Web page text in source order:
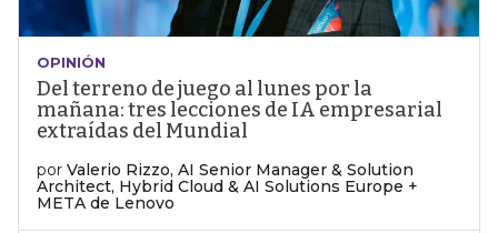
OPINIÓN
Del terreno de juego al lunes por la
mañana: tres lecciones de IA empresarial
extraídas del Mundial
por Valerio Rizzo, AI Senior Manager & Solution
Architect, Hybrid Cloud & AI Solutions Europe +
META de Lenovo